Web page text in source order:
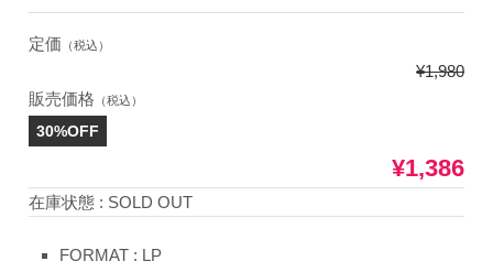
定価 （税込）
¥1,980
販売価格 （税込）
30%OFF
¥1,386
在庫状態 : SOLD OUT
FORMAT : LP